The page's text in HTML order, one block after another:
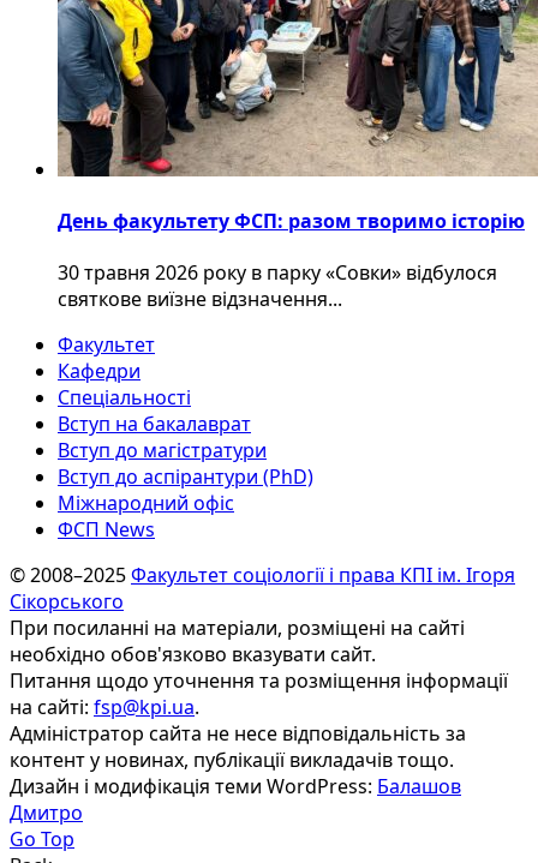
День факультету ФСП: разом творимо історію
30 травня 2026 року в парку «Совки» відбулося
святкове виїзне відзначення...
Факультет
Кафедри
Спеціальності
Вступ на бакалаврат
Вступ до магістратури
Вступ до аспірантури (PhD)
Міжнародний офіс
ФСП News
© 2008–2025Факультет соціології і права КПІ ім. Ігоря
Сікорського
При посиланні на матеріали, розміщені на сайті
необхідно обов'язково вказувати сайт.
Питання щодо уточнення та розміщення інформації
на сайті: fsp@kpi.ua.
Адміністратор сайта не несе відповідальність за
контент у новинах, публікації викладачів тощо.
Дизайн і модифікація теми WordPress: Балашов
Дмитро
Go Top